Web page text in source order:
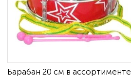
Барабан 20 см в ассортименте